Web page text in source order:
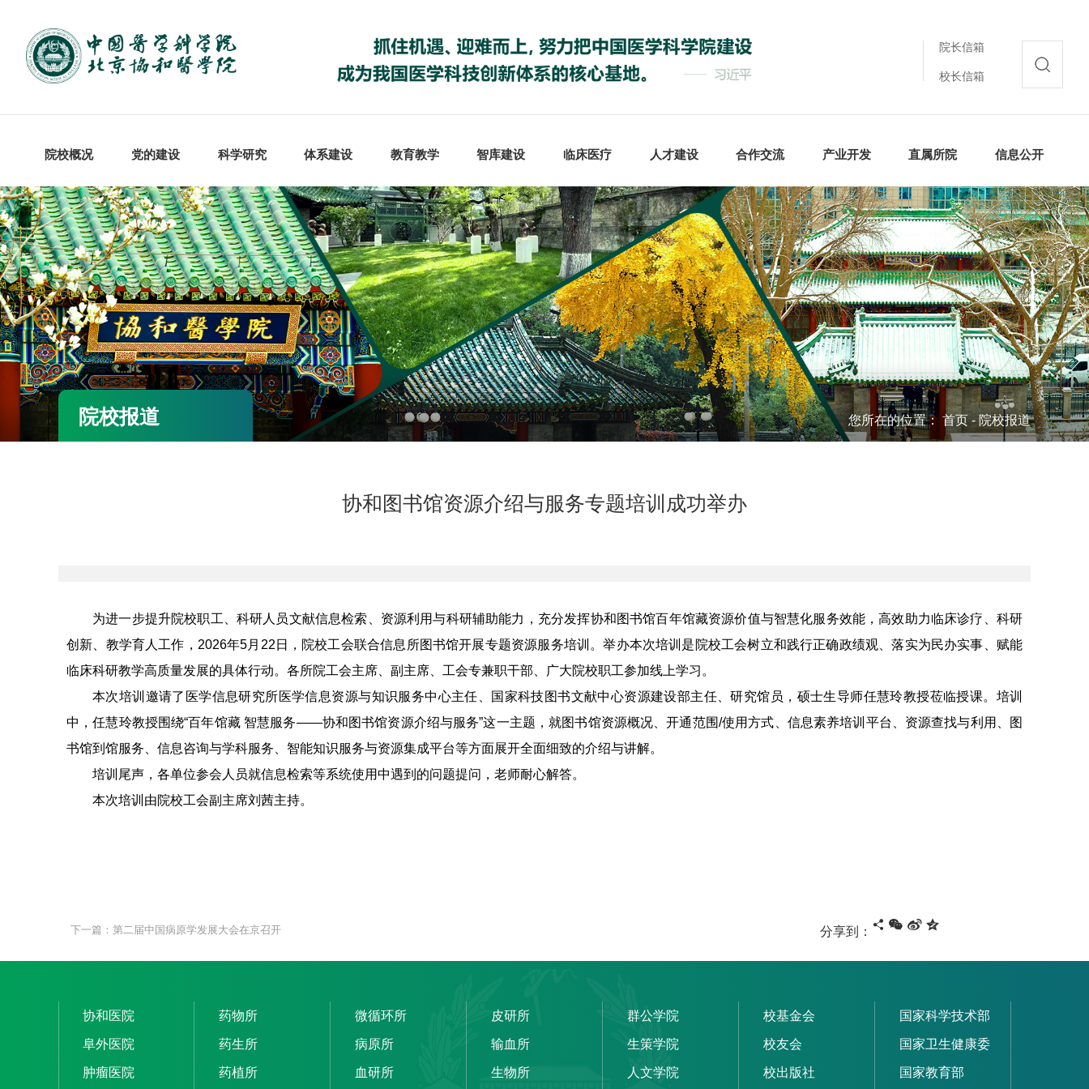
院长信箱
校长信箱
院校概况 党的建设 科学研究 体系建设 教育教学 智库建设 临床医疗 人才建设 合作交流 产业开发 直属所院 信息公开
院校报道 您所在的位置： 首页-院校报道
协和图书馆资源介绍与服务专题培训成功举办
为进一步提升院校职工、科研人员文献信息检索、资源利用与科研辅助能力，充分发挥协和图书馆百年馆藏资源价值与智慧化服务效能，高效助力临床诊疗、科研
创新、教学育人工作，2026年5月22日，院校工会联合信息所图书馆开展专题资源服务培训。举办本次培训是院校工会树立和践行正确政绩观、落实为民办实事、赋能
临床科研教学高质量发展的具体行动。各所院工会主席、副主席、工会专兼职干部、广大院校职工参加线上学习。
本次培训邀请了医学信息研究所医学信息资源与知识服务中心主任、国家科技图书文献中心资源建设部主任、研究馆员，硕士生导师任慧玲教授莅临授课。培训
中，任慧玲教授围绕“百年馆藏 智慧服务——协和图书馆资源介绍与服务”这一主题，就图书馆资源概况、开通范围/使用方式、信息素养培训平台、资源查找与利用、图
书馆到馆服务、信息咨询与学科服务、智能知识服务与资源集成平台等方面展开全面细致的介绍与讲解。
培训尾声，各单位参会人员就信息检索等系统使用中遇到的问题提问，老师耐心解答。
本次培训由院校工会副主席刘茜主持。
下一篇：第二届中国病原学发展大会在京召开 分享到：
协和医院
阜外医院
肿瘤医院
药物所
药生所
药植所
微循环所
病原所
血研所
皮研所
输血所
生物所
群公学院
生策学院
人文学院
校基金会
校友会
校出版社
国家科学技术部
国家卫生健康委
国家教育部